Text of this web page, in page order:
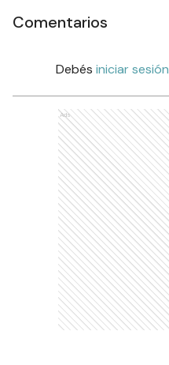
Comentarios
Debés iniciar sesión
Ads